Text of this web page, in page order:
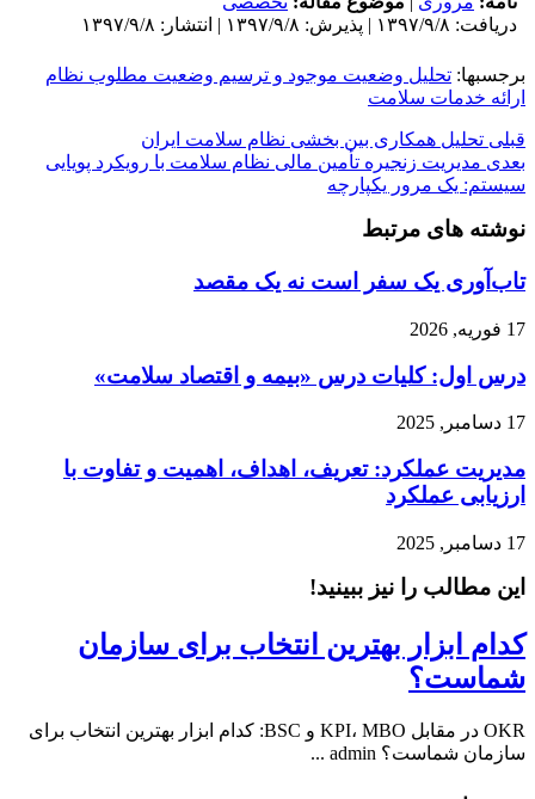
دریافت: ۱۳۹۷/۹/۸ | پذیرش: ۱۳۹۷/۹/۸ | انتشار: ۱۳۹۷/۹/۸
برجسبها: تحلیل وضعیت موجود و ترسیم وضعیت مطلوب نظام
ارائه خدمات سلامت
قبلی تحلیل همکاری بین بخشی نظام سلامت ایران
بعدی مدیریت زنجیره تأمین مالی نظام سلامت با رویکرد پویایی
سیستم: یک مرور یکپارچه
نوشته های مرتبط
تاب‌آوری یک سفر است نه یک مقصد
17 فوریه, 2026
درس اول: کلیات درس «بیمه و اقتصاد سلامت»
17 دسامبر, 2025
مدیریت عملکرد: تعریف، اهداف، اهمیت و تفاوت با
ارزیابی عملکرد
17 دسامبر, 2025
این مطالب را نیز ببینید!
کدام ابزار بهترین انتخاب برای سازمان
شماست؟
OKR در مقابل KPI، MBO و BSC: کدام ابزار بهترین انتخاب برای
سازمان شماست؟ admin ...